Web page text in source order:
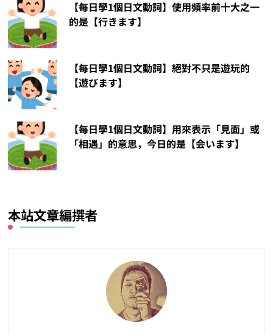
【每日學1個日文動詞】使用頻率前十大之一
的是【行きます】
【每日學1個日文動詞】絕對不只是遊玩的
【遊びます】
【每日學1個日文動詞】用來表示「見面」或
「相遇」的意思，今日的是【会います】
本站文章編撰者